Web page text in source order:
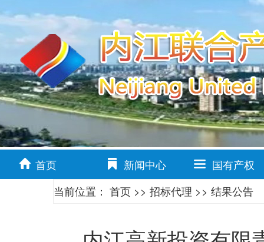
首页 新闻中心
国有产权
当前位置： 首页 >> 招标代理 >> 结果公告